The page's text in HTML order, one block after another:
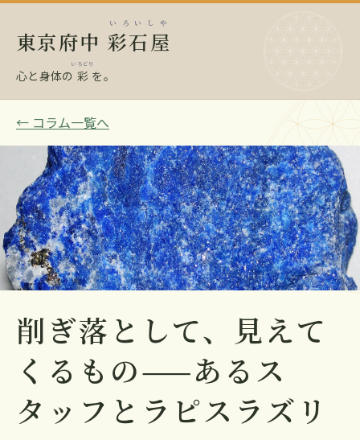
東京府中 彩石屋
いろいしや
心と身体の 彩
いろどり
を。
← コラム一覧へ
削ぎ落として、見えて
くるもの——あるス
タッフとラピスラズリ